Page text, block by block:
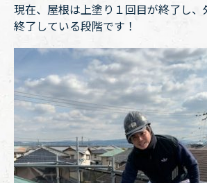
現在、屋根は上塗り１回目が終了し
終了している段階です！